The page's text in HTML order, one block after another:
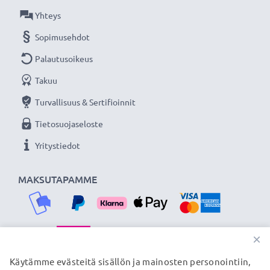
★ 3 vuoden takuu ★
Olemme vuonna 2004 perustettu kansainvälinen
verkkokauppa, joka tarjoaa laadukkaita tuotteita, ja
siksi tarjoamme 36 kuukauden takuun!
MAKSUTAPAMME
Yhteys
Sopimusehdot
Palautusoikeus
Takuu
Turvallisuus & Sertifioinnit
Tietosuojaseloste
Yritystiedot
TOIMITUSKUMPPANIMME
×
Käytämme evästeitä sisällön ja mainosten personointiin,